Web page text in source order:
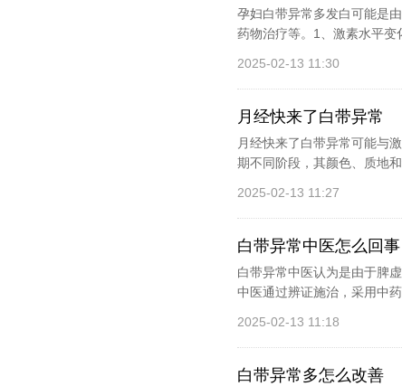
孕妇白带异常多发白可能是
药物治疗等。1、激素水平变
2025-02-13 11:30
月经快来了白带异常
月经快来了白带异常可能与
期不同阶段，其颜色、质地
2025-02-13 11:27
白带异常中医怎么回事
白带异常中医认为是由于脾
中医通过辨证施治，采用中
2025-02-13 11:18
白带异常多怎么改善